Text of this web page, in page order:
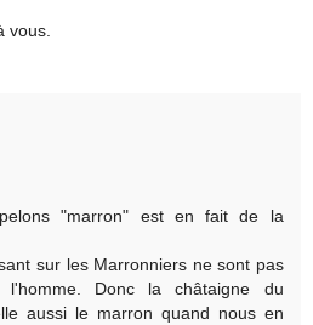
vous.
"marron" est en fait de la
sur les Marronniers ne sont pas
l'homme. Donc la châtaigne du
aussi le marron quand nous en